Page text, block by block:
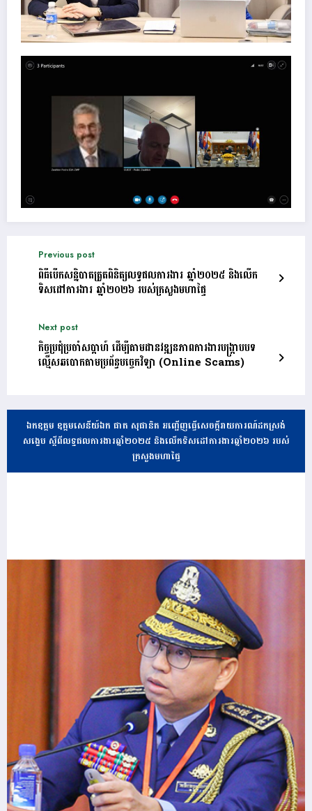
Previous post
ពិធីបើកសន្និបាតត្រួតពិនិត្យលទ្ធផលការងារ ឆ្នាំ២០២៥ និងលើក
ទិសដៅការងារ ឆ្នាំ២០២៦ របស់ក្រសួងមហាផ្ទៃ
Next post
កិច្ចប្រជុំប្រចាំសប្តាហ៍ ដើម្បីតាមដានវឌ្ឍនភាពការងារបង្ក្រាបបទ
ល្មើសឆបោកតាមប្រព័ន្ធបច្ចេកវិទ្យា (Online Scams)
ឯកឧត្តម ឧត្តមសេនីយ៍ឯក ផាត សុផានិត អញ្ជើញធ្វើសេចក្តីរាយការណ៍ដកស្រង់
សង្ខេប ស្តីពីលទ្ធផលការងារឆ្នាំ២០២៥ និងលើកទិសដៅការងារឆ្នាំ២០២៦ របស់
ក្រសួងមហាផ្ទៃ